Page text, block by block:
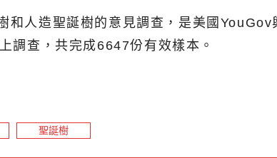
和人造聖誕樹的意見調查，是美國
調查，共完成6647份有效樣本。
聖誕樹